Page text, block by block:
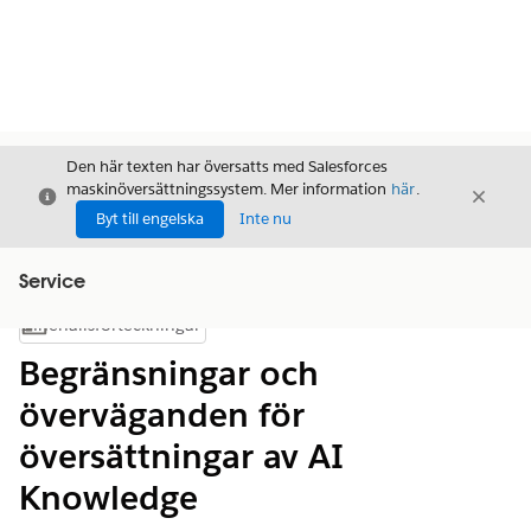
Stäng
Den här texten har översatts med Salesforces
maskinöversättningssystem. Mer information här.
Byt till engelska
Inte nu
Stäng
Service
Visa innehållsförteckning
Innehållsförteckningar
Begränsningar och
överväganden för
översättningar av AI
Knowledge